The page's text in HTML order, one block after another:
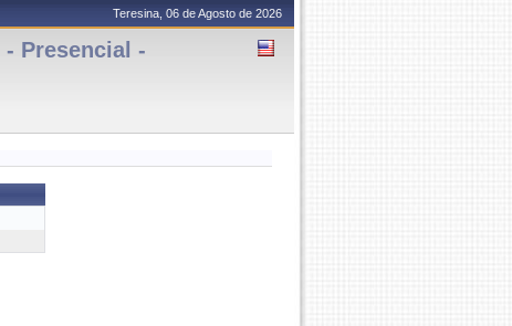
Teresina, 06 de Agosto de 2026
- Presencial -